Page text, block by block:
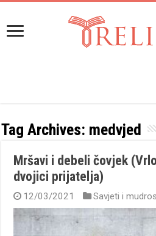
Tag Archives: medvjed
Mršavi i debeli čovjek
dvojici prijatelja)
12/03/2021 Savjeti i